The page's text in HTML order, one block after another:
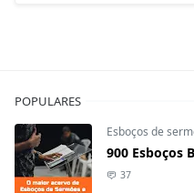
POPULARES
Esboços de
900 Esboços
37